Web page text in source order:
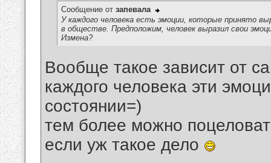
Сообщение от запевала
У каждого человека есть эмоции, которые принято
в обществе. Предположим, человек выразил свои
Измена?
Вообще такое зависит от
каждого человека эти
состоянии=)
тем более можно
если уж такое дело